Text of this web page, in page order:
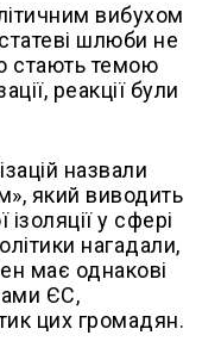
вибухом
шлюби не
стають темою
реакції були
назвали
який виводить
у сфері
нагадали,
має однакові
ЄС,
цих громадян.